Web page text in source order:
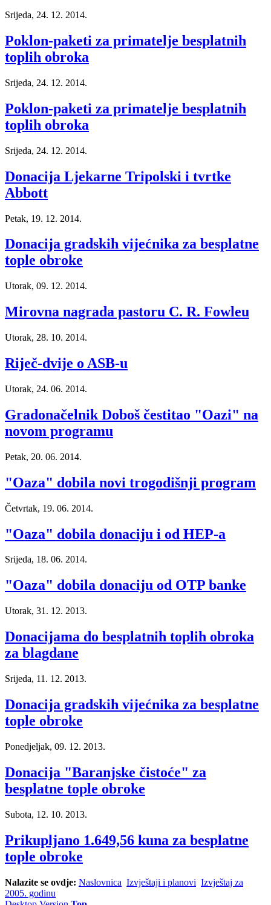
Srijeda, 24. 12. 2014.
Poklon-paketi za primatelje besplatnih
toplih obroka
Srijeda, 24. 12. 2014.
Poklon-paketi za primatelje besplatnih
toplih obroka
Srijeda, 24. 12. 2014.
Donacija Ljekarne Tripolski i tvrtke
Abbott
Petak, 19. 12. 2014.
Donacija gradskih vijećnika za besplatne
tople obroke
Utorak, 09. 12. 2014.
Mirovna nagrada pastoru C. R. Fowleu
Utorak, 28. 10. 2014.
Riječ-dvije o ASB-u
Utorak, 24. 06. 2014.
Gradonačelnik Doboš čestitao "Oazi" na
novom programu
Petak, 20. 06. 2014.
"Oaza" dobila novi trogodišnji program
Četvrtak, 19. 06. 2014.
"Oaza" dobila donaciju i od HEP-a
Srijeda, 18. 06. 2014.
"Oaza" dobila donaciju od OTP banke
Utorak, 31. 12. 2013.
Donacijama do besplatnih toplih obroka
za blagdane
Srijeda, 11. 12. 2013.
Donacija gradskih vijećnika za besplatne
tople obroke
Ponedjeljak, 09. 12. 2013.
Donacija "Baranjske čistoće" za
besplatne tople obroke
Subota, 12. 10. 2013.
Prikupljano 1.649,56 kuna za besplatne
tople obroke
Nalazite se ovdje: Naslovnica Izvještaji i planovi Izvještaj za
2005. godinu